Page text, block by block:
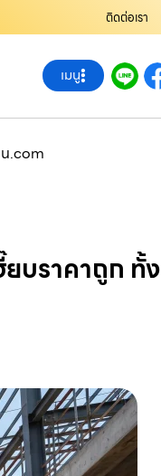
ติดต่อเรา
เมนู
น.com
ยบราคาถูก ทั้ง